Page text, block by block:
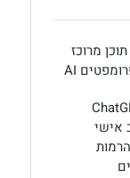
4 בונוסים בשווי 799₪ — כולל 150 פרומפטים AI
אישי